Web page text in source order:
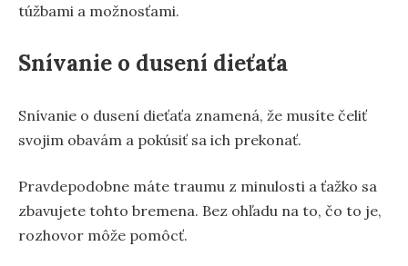
túžbami a možnosťami.
Snívanie o dusení dieťaťa
Snívanie o dusení dieťaťa znamená, že musíte čeliť
svojim obavám a pokúsiť sa ich prekonať.
Pravdepodobne máte traumu z minulosti a ťažko sa
zbavujete tohto bremena. Bez ohľadu na to, čo to je,
rozhovor môže pomôcť.